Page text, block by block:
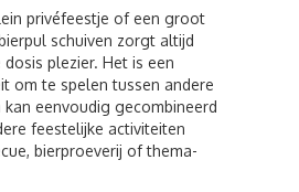
privéfeestje of een groot
schuiven zorgt altijd
plezier. Het is een
om te spelen tussen andere
eenvoudig gecombineerd
feestelijke activiteiten
bierproeverij of thema-